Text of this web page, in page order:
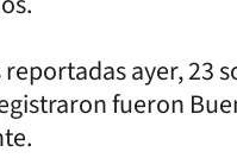
ayer, 23
fueron